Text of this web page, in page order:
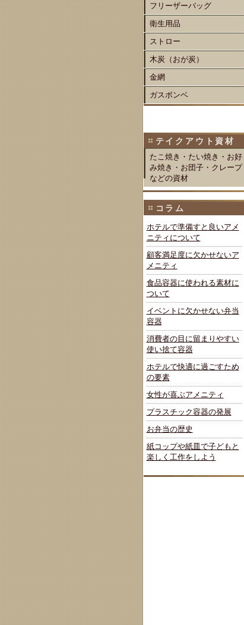
フリーザーバッグ
衛生用品
ストロー
木炭（おが炭）
金網
ガスボンベ
テイクアウト資材
たこ焼き・たい焼き・お好
み焼き・お団子・クレープ
などの資材
コラム
ホテルで準備すと良いアメ
ニティについて
顧客満足度に欠かせないア
メニティ
食品容器に使われる素材に
ついて
イベントに欠かせない弁当
容器
消費者の目に留まりやすい
使い捨て容器
ホテルで快適に過ごすため
の要素
女性が喜ぶアメニティ
プラスチック容器の発展
お弁当の歴史
紙コップや紙皿で子どもと
楽しく工作をしよう